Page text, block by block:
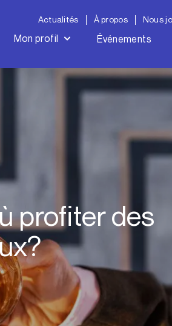
Actualités À propos Nous
Mon profil Événements
profiter des